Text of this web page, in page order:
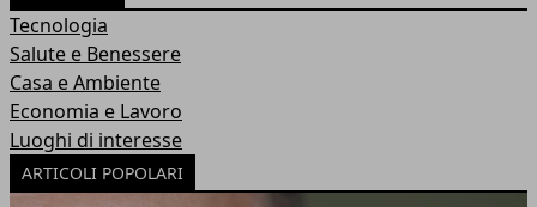
Tecnologia
Salute e Benessere
Casa e Ambiente
Economia e Lavoro
Luoghi di interesse
ARTICOLI POPOLARI